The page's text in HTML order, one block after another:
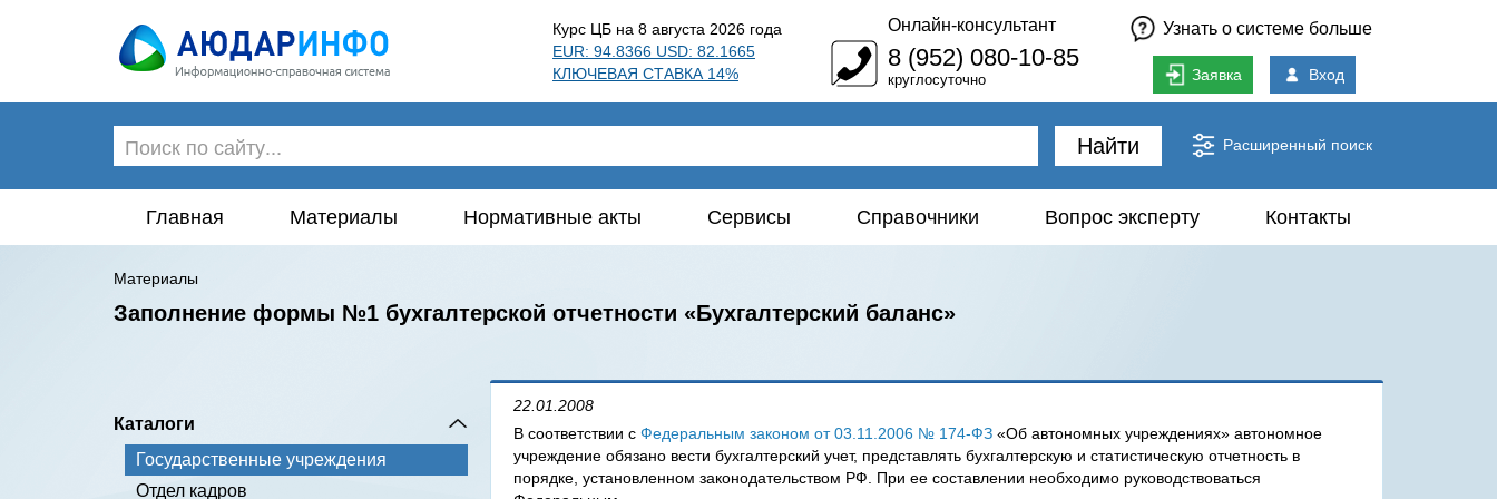
Курс ЦБ на 8 августа 2026 года
EUR: 94.8366 USD: 82.1665
КЛЮЧЕВАЯ СТАВКА 14%
Онлайн-консультант
8 (952) 080-10-85
круглосуточно
Узнать о системе больше
Заявка Вход
Найти Расширенный поиск
Главная Материалы Нормативные акты Сервисы Справочники Вопрос эксперту Контакты
Материалы
Заполнение формы №1 бухгалтерской отчетности «Бухгалтерский баланс»
Каталоги
Государственные учреждения
Отдел кадров
22.01.2008
В соответствии с Федеральным законом от 03.11.2006 № 174-ФЗ «Об автономных учреждениях» автономное
учреждение обязано вести бухгалтерский учет, представлять бухгалтерскую и статистическую отчетность в
порядке, установленном законодательством РФ. При ее составлении необходимо руководствоваться